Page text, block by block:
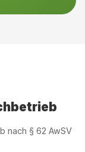
nach § 62 AwSV